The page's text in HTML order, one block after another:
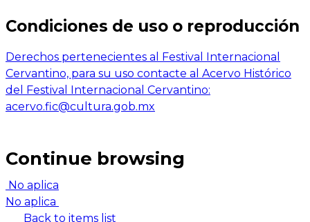
Condiciones de uso o reproducción
Derechos pertenecientes al Festival Internacional
Cervantino, para su uso contacte al Acervo Histórico
del Festival Internacional Cervantino:
acervo.fic@cultura.gob.mx
Continue browsing
No aplica
No aplica
Back to items list